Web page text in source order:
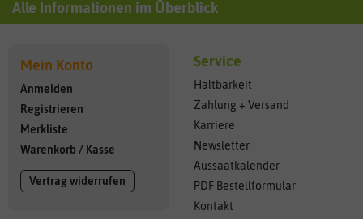
Alle Informationen im Überblick
Mein Konto
Anmelden
Registrieren
Merkliste
Warenkorb / Kasse
Vertrag widerrufen
Service
Haltbarkeit
Zahlung + Versand
Karriere
Newsletter
Aussaatkalender
PDF Bestellformular
Kontakt